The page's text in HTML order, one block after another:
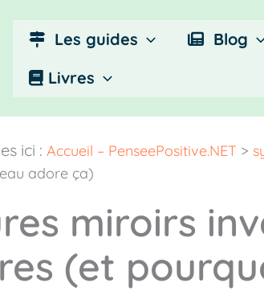
Les guides Blog
Livres
ici : Accueil – PenseePositive.NET >
adore ça)
miroirs
(et